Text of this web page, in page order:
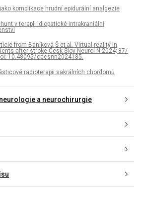
komplikace hrudní epidurální analgezie
v terapii idiopatické intrakraniální
from Baníková Š et al. Virtual reality in
after stroke Cesk Slov Neurol N 2024; 87/
10.48095/ cccsnn2024185.
radioterapii sakrálních chordomů
a neurochirurgie